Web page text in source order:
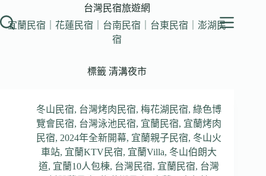
至
台灣民宿旅遊網
宜蘭民宿｜花蓮民宿｜台南民宿｜台東民宿｜澎湖民
宿
標籤 清溝夜市
冬山民宿, 台灣烤肉民宿,梅花湖民宿,綠色博
覽會民宿, 台灣泳池民宿, 宜蘭民宿, 宜蘭烤肉
民宿, 2024年全新開幕, 宜蘭親子民宿, 冬山火
車站, 宜蘭KTV民宿, 宜蘭Villa, 冬山伯朗大
道, 宜蘭10人包棟, 台灣民宿, 宜蘭民宿, 台灣